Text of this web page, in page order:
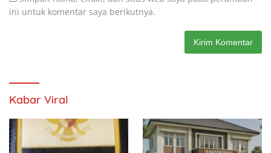
ini untuk komentar saya berikutnya.
Kabar Viral